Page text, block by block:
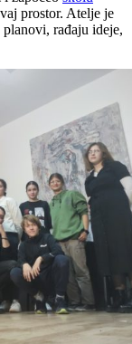
prostor. Atelje je
planovi, rađaju ideje,